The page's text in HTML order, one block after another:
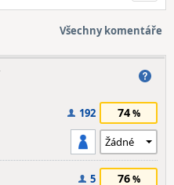
Všechny komentáře
192 74
5 76